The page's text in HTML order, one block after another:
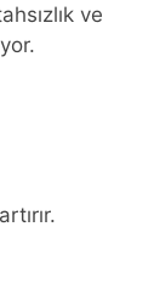
ve